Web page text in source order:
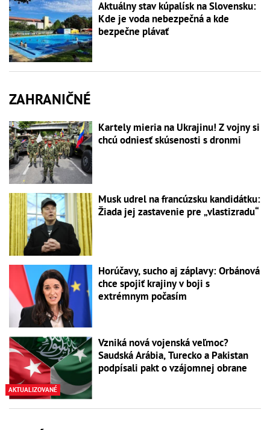
Aktuálny stav kúpalísk na Slovensku:
Kde je voda nebezpečná a kde
bezpečne plávať
ZAHRANIČNÉ
Kartely mieria na Ukrajinu! Z vojny si
chcú odniesť skúsenosti s dronmi
Musk udrel na francúzsku kandidátku:
Žiada jej zastavenie pre „vlastizradu“
Horúčavy, sucho aj záplavy: Orbánová
chce spojiť krajiny v boji s
extrémnym počasím
AKTUALIZOVANÉ
Vzniká nová vojenská veľmoc?
Saudská Arábia, Turecko a Pakistan
podpísali pakt o vzájomnej obrane